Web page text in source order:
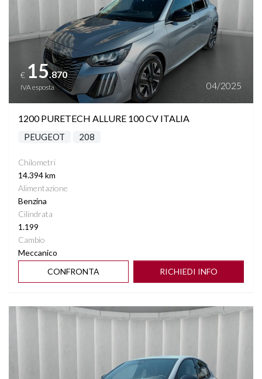
€ 15.870
IVA esposta 04/2025
1200 PURETECH ALLURE 100 CV ITALIA
PEUGEOT 208
Chilometri
14.394 km
Alimentazione
Benzina
Cilindrata
1.199
Cambio
Meccanico
CONFRONTA
RICHIEDI INFO
Vedi dettagli